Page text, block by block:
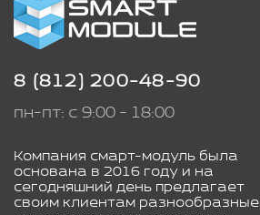
8 (812) 200-48-90
пн-пт: с 9:00 - 18:00
Компания смарт-модуль была
основана в 2016 году и на
сегодняшний день предлагает
своим клиентам разнообразные